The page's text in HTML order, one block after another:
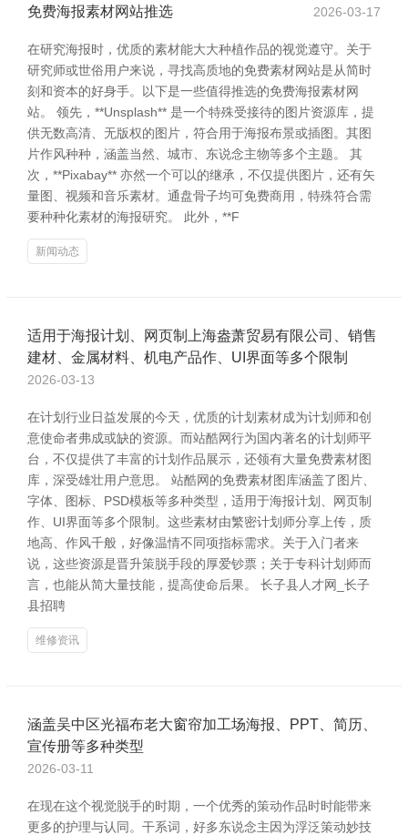
免费海报素材网站推选 2026-03-17
在研究海报时，优质的素材能大大种植作品的视觉遵守。关于
研究师或世俗用户来说，寻找高质地的免费素材网站是从简时
刻和资本的好身手。以下是一些值得推选的免费海报素材网
站。 领先，**Unsplash** 是一个特殊受接待的图片资源库，提
供无数高清、无版权的图片，符合用于海报布景或插图。其图
片作风种种，涵盖当然、城市、东说念主物等多个主题。 其
次，**Pixabay** 亦然一个可以的继承，不仅提供图片，还有矢
量图、视频和音乐素材。通盘骨子均可免费商用，特殊符合需
要种种化素材的海报研究。 此外，**F
新闻动态
适用于海报计划、网页制上海盎萧贸易有限公司、销售
建材、金属材料、机电产品作、UI界面等多个限制
2026-03-13
在计划行业日益发展的今天，优质的计划素材成为计划师和创
意使命者弗成或缺的资源。而站酷网行为国内著名的计划师平
台，不仅提供了丰富的计划作品展示，还领有大量免费素材图
库，深受雄壮用户意思。 站酷网的免费素材图库涵盖了图片、
字体、图标、PSD模板等多种类型，适用于海报计划、网页制
作、UI界面等多个限制。这些素材由繁密计划师分享上传，质
地高、作风千般，好像温情不同项指标需求。关于入门者来
说，这些资源是晋升策脱手段的厚爱钞票；关于专科计划师而
言，也能从简大量技能，提高使命后果。 长子县人才网_长子
县招聘
维修资讯
涵盖吴中区光福布老大窗帘加工场海报、PPT、简历、
宣传册等多种类型
2026-03-11
在现在这个视觉脱手的时期，一个优秀的策动作品时时能带来
更多的护理与认同。干系词，好多东说念主因为浮泛策动妙技